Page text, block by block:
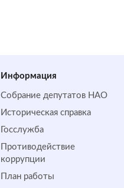
Информация
Собрание депутатов НАО
Историческая справка
Госслужба
Противодействие
коррупции
План работы